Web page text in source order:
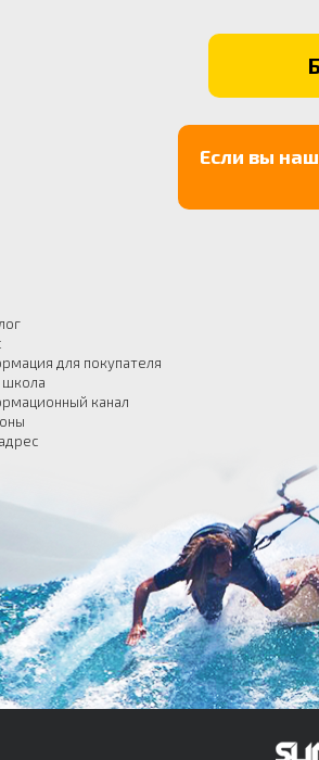
Если вы
для покупателя
школа
канал